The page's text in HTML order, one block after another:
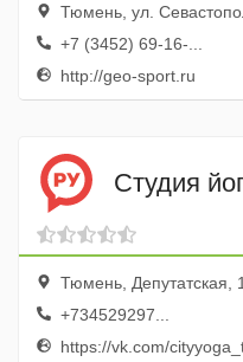
Тюмень, ул.
+7 (3452) 69-16-...
http://geo-sport.ru
Студия
Тюмень, Депутатская,
+734529297...
https://vk.com/